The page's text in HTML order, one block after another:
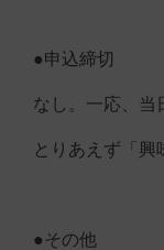
●申込締切
なし。一応、当
とりあえず「
●その他